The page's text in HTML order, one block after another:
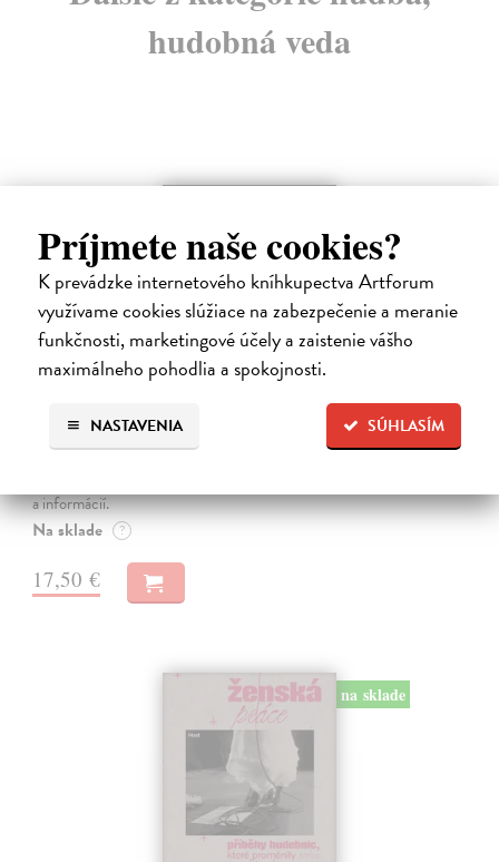
Príjmete naše cookies?
K prevádzke internetového kníhkupectva Artforum
využívame cookies slúžiace na zabezpečenie a meranie
funkčnosti, marketingové účely a zaistenie vášho
maximálneho pohodlia a spokojnosti.
SÚHLASÍM
NASTAVENIA
hudobná veda
Rozhovory s koncertným majstrom
Kornucíková Špaková Mária
Kniha Rozhovory s koncertným majstrom Karolom Petróczim nie je
a informácií.
Na sklade ?
17,50 €
na sklade